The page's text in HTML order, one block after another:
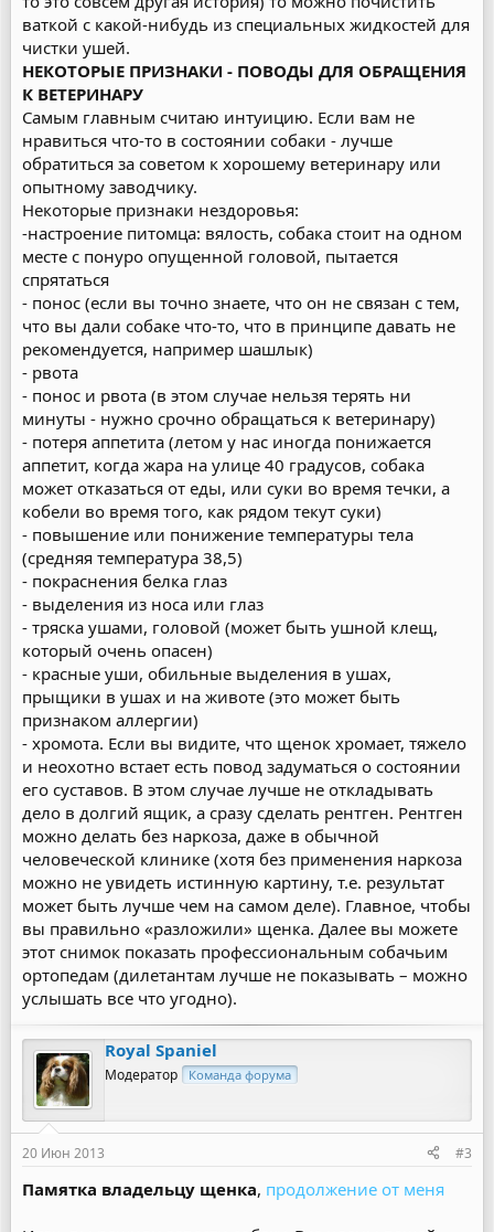
ваткой с какой-нибудь из специальных жидкостей для
чистки ушей.
НЕКОТОРЫЕ ПРИЗНАКИ - ПОВОДЫ ДЛЯ ОБРАЩЕНИЯ
К ВЕТЕРИНАРУ
Самым главным считаю интуицию. Если вам не
нравиться что-то в состоянии собаки - лучше
обратиться за советом к хорошему ветеринару или
опытному заводчику.
Некоторые признаки нездоровья:
-настроение питомца: вялость, собака стоит на одном
месте с понуро опущенной головой, пытается
спрятаться
- понос (если вы точно знаете, что он не связан с тем,
что вы дали собаке что-то, что в принципе давать не
рекомендуется, например шашлык)
- рвота
- понос и рвота (в этом случае нельзя терять ни
минуты - нужно срочно обращаться к ветеринару)
- потеря аппетита (летом у нас иногда понижается
аппетит, когда жара на улице 40 градусов, собака
может отказаться от еды, или суки во время течки, а
кобели во время того, как рядом текут суки)
- повышение или понижение температуры тела
(средняя температура 38,5)
- покраснения белка глаз
- выделения из носа или глаз
- тряска ушами, головой (может быть ушной клещ,
который очень опасен)
- красные уши, обильные выделения в ушах,
прыщики в ушах и на животе (это может быть
признаком аллергии)
- хромота. Если вы видите, что щенок хромает, тяжело
и неохотно встает есть повод задуматься о состоянии
его суставов. В этом случае лучше не откладывать
дело в долгий ящик, а сразу сделать рентген. Рентген
можно делать без наркоза, даже в обычной
человеческой клинике (хотя без применения наркоза
можно не увидеть истинную картину, т.е. результат
может быть лучше чем на самом деле). Главное, чтобы
вы правильно «разложили» щенка. Далее вы можете
этот снимок показать профессиональным собачьим
ортопедам (дилетантам лучше не показывать – можно
услышать все что угодно).
Royal Spaniel
Модератор Команда форума
20 Июн 2013 #3
Памятка владельцу щенка, продолжение от меня